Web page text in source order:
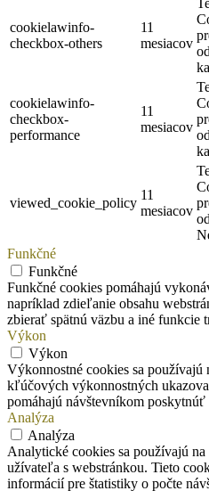
cookielawinfo-
checkbox-others
11
mesiacov
cookielawinfo-
checkbox-
performance
11
mesiacov
viewed_cookie_policy
11
mesiacov
Funkčné
Funkčné
Funkčné cookies pomáhajú
napríklad zdieľanie obsahu
zbierať spätnú väzbu a iné funkcie
Výkon
Výkon
Výkonnostné cookies sa používajú
kľúčových výkonnostných
pomáhajú návštevníkom
Analýza
Analýza
Analytické cookies sa používajú
užívateľa s webstránkou. Tieto
informácií pre štatistiky o počte